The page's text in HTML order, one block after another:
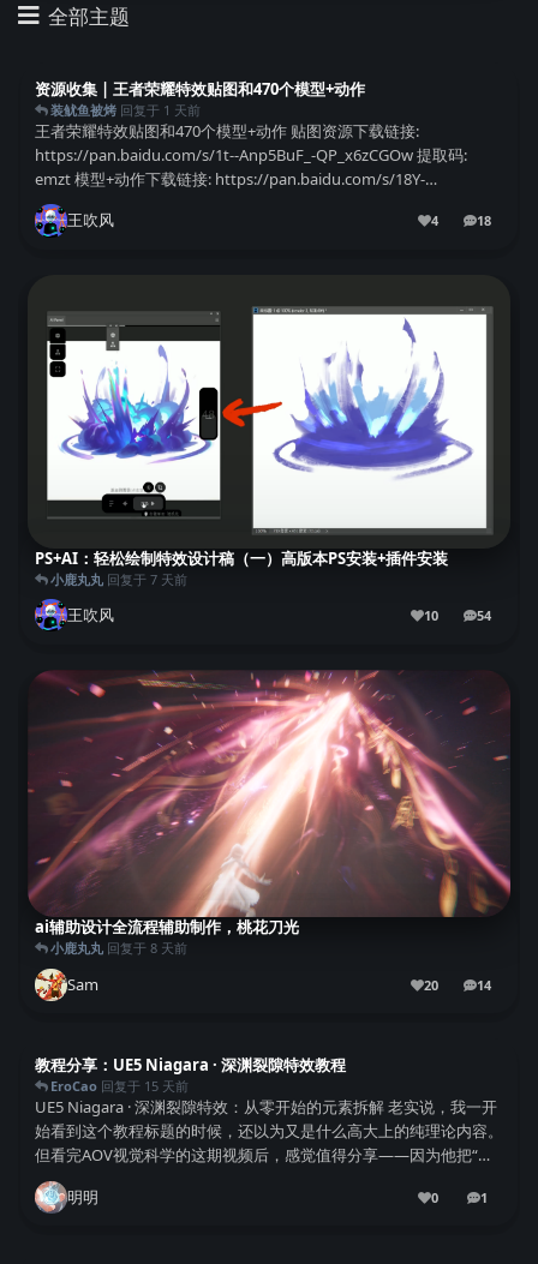
全部主题
资源收集 | 王者荣耀特效贴图和470个模型+动作
装鱿鱼被烤回复于 1 天前
王者荣耀特效贴图和470个模型+动作 贴图资源下载链接:
https://pan.baidu.com/s/1t--Anp5BuF_-QP_x6zCGOw 提取码:
emzt 模型+动作下载链接: https://pan.baidu.com/s/18Y-
bS4f46iDNbsie_...
王吹风
4 18
18条回复
PS+AI：轻松绘制特效设计稿（一）高版本PS安装+插件安装
小鹿丸丸回复于 7 天前
王吹风 10 54
54条回复
ai辅助设计全流程辅助制作，桃花刀光
小鹿丸丸回复于 8 天前
Sam 20 14
14条回复
教程分享：UE5 Niagara · 深渊裂隙特效教程
EroCao回复于 15 天前
UE5 Niagara · 深渊裂隙特效：从零开始的元素拆解 老实说，我一开
始看到这个教程标题的时候，还以为又是什么高大上的纯理论内容。
但看完AOV视觉科学的这期视频后，感觉值得分享——因为他把“深
渊裂隙”这个看起来很唬人的效果，拆成了一个一个能理解的小模
块。 核心思路：别被最终...
明明 0 1
1 条回复